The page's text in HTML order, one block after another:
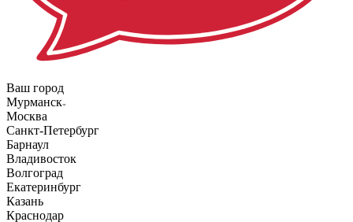
Ваш город
Мурманск
Москва
Санкт-Петербург
Барнаул
Владивосток
Волгоград
Екатеринбург
Казань
Краснодар